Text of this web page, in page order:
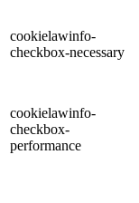
cookielawinfo-
checkbox-necessary
cookielawinfo-
checkbox-
performance